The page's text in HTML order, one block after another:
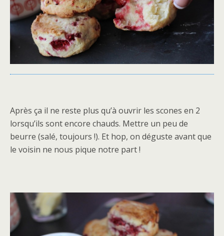
Après ça il ne reste plus qu’à ouvrir les scones en 2
lorsqu’ils sont encore chauds. Mettre un peu de
beurre (salé, toujours !). Et hop, on déguste avant que
le voisin ne nous pique notre part !